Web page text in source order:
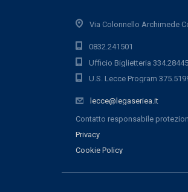
Via Colonnello Archimede
0832.241501
Ufficio Biglietteria
U.S. Lecce Program
lecce@legaseriea.it
Contatto responsabile
Privacy
Cookie Policy